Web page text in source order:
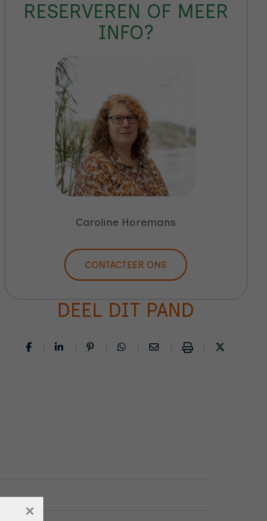
RESERVEREN OF MEER
INFO?
CONTACTEER ONS
Caroline Horemans
DEEL DIT PAND
×